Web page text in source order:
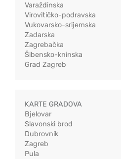
Varaždinska
Virovitičko-podravska
Vukovarsko-srijemska
Zadarska
Zagrebačka
Šibensko-kninska
Grad Zagreb
KARTE GRADOVA
Bjelovar
Slavonski brod
Dubrovnik
Zagreb
Pula